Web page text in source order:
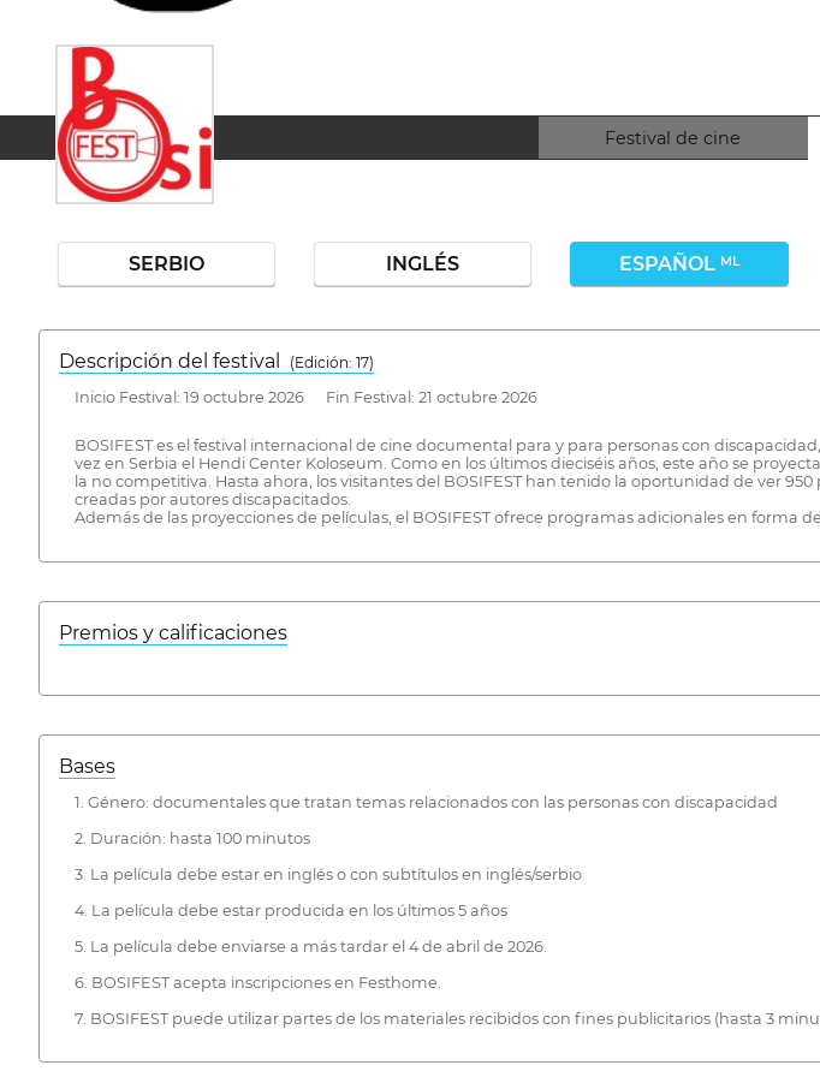
Festival de cine
SERBIO INGLÉS ESPAÑOL ML
Descripción del festival
( Edición: 17)
Inicio Festival: 19 octubre 2026 Fin Festival: 21 octubre 2026
BOSIFEST es el festival internacional de cine documental para y para personas con
vez en Serbia el Hendi Center Koloseum. Como en los últimos dieciséis años, este año se
la no competitiva. Hasta ahora, los visitantes del BOSIFEST han tenido la oportunidad de ver
creadas por autores discapacitados.
Además de las proyecciones de películas, el BOSIFEST ofrece programas adicionales en forma
Premios y calificaciones
Bases
1. Género: documentales que tratan temas relacionados con las personas con discapacidad
2. Duración: hasta 100 minutos
3. La película debe estar en inglés o con subtítulos en inglés/serbio
4. La película debe estar producida en los últimos 5 años
5. La película debe enviarse a más tardar el 4 de abril de 2026.
6. BOSIFEST acepta inscripciones en Festhome.
7. BOSIFEST puede utilizar partes de los materiales recibidos con fines publicitarios (hasta 3